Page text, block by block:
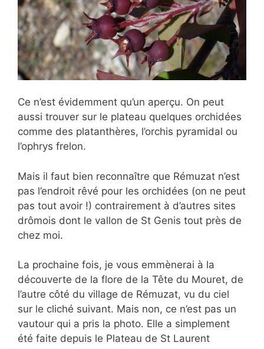
Ce n’est évidemment qu’un aperçu. On peut
aussi trouver sur le plateau quelques orchidées
comme des platanthères, l’orchis pyramidal ou
l’ophrys frelon.
Mais il faut bien reconnaître que Rémuzat n’est
pas l’endroit rêvé pour les orchidées (on ne peut
pas tout avoir !) contrairement à d’autres sites
drômois dont le vallon de St Genis tout près de
chez moi.
La prochaine fois, je vous emmènerai à la
découverte de la flore de la Tête du Mouret, de
l’autre côté du village de Rémuzat, vu du ciel
sur le cliché suivant. Mais non, ce n’est pas un
vautour qui a pris la photo. Elle a simplement
été faite depuis le Plateau de St Laurent